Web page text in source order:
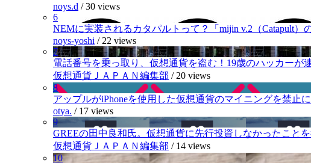
noys.d /30 views
6
NEMに実装されるカタパルトって？「mijin v.2（Catapult）
noys-yoshi / 22 views
7
電話番号を乗っ取り、仮想通貨を盗む！19歳のハッカーが
仮想通貨ＪＡＰＡＮ編集部 / 20 views
8
アップルがiPhoneを使用した仮想通貨のマイニングを禁止に
otya. / 17 views
9
GREEの田中良和氏。仮想通貨に先行投資しなかったことを
仮想通貨ＪＡＰＡＮ編集部 / 14 views
10